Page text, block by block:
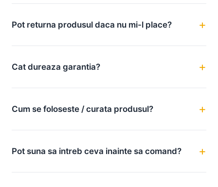
Pot returna produsul daca nu mi-l place?
Cat dureaza garantia?
Cum se foloseste / curata produsul?
Pot suna sa intreb ceva inainte sa comand?